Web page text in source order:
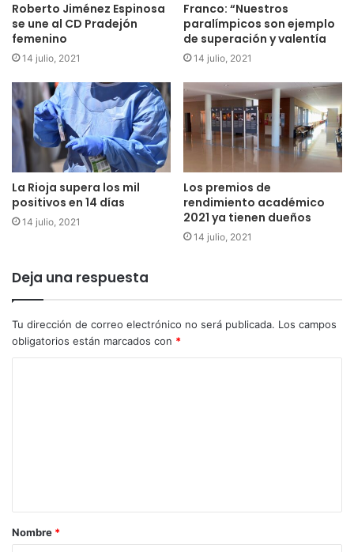
Roberto Jiménez Espinosa
se une al CD Pradejón
femenino
14 julio, 2021
Franco: “Nuestros
paralímpicos son ejemplo
de superación y valentía
14 julio, 2021
La Rioja supera los mil
positivos en 14 días
14 julio, 2021
Los premios de
rendimiento académico
2021 ya tienen dueños
14 julio, 2021
Deja una respuesta
Tu dirección de correo electrónico no será publicada. Los campos
obligatorios están marcados con *
Nombre *